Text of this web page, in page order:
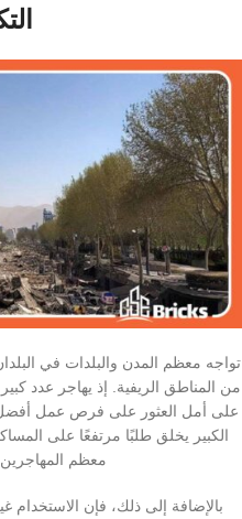
تواجه معظم المدن والبلدات في
من المناطق الريفية. إذ يهاجر عدد
على أمل العثور على فرص عمل أفضل
الكبير يخلق طلبًا مرتفعًا على
معظم
بالإضافة إلى ذلك، فإن الاستخدام